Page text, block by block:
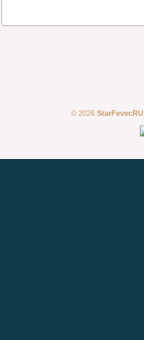
© 2026 StarFever.RU